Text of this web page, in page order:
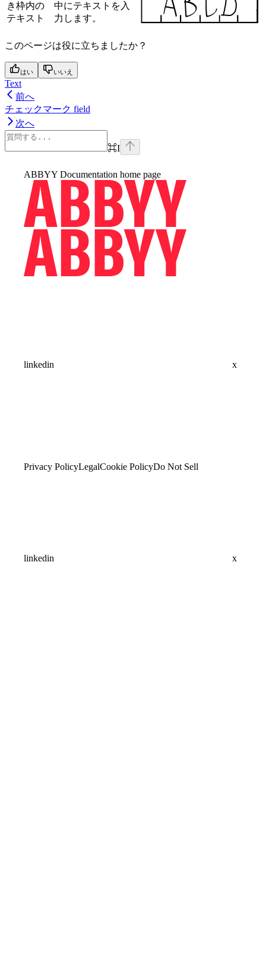
き枠内の
テキスト
中にテキストを入
力します。
このページは役に立ちましたか？
はい いいえ
Text
前へ
チェックマーク field
次へ
⌘I
ABBYY Documentation home page
linkedin x
Privacy PolicyLegalCookie PolicyDo Not Sell
linkedin x